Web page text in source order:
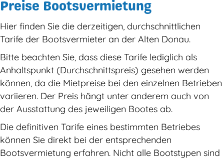
Preise Bootsvermietung
Hier finden Sie die derzeitigen, durchschnittlichen
Tarife der Bootsvermieter an der Alten Donau.
Bitte beachten Sie, dass diese Tarife lediglich als
Anhaltspunkt (Durchschnittspreis) gesehen werden
können, da die Mietpreise bei den einzelnen Betrieben
variieren. Der Preis hängt unter anderem auch von
der Ausstattung des jeweiligen Bootes ab.
Die definitiven Tarife eines bestimmten Betriebes
können Sie direkt bei der entsprechenden
Bootsvermietung erfahren. Nicht alle Bootstypen sind